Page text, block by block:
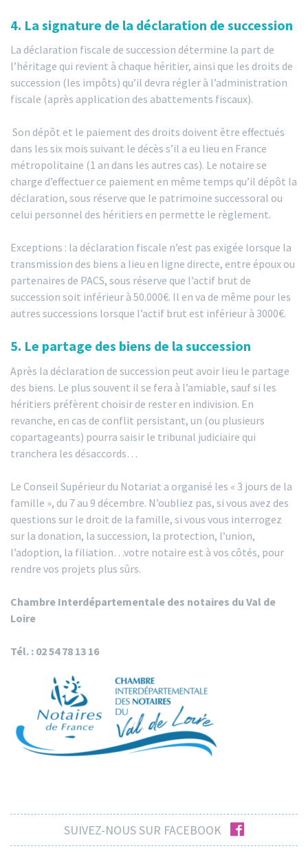
4. La signature de la déclaration de succession
La déclaration fiscale de succession détermine la part de
l’héritage qui revient à chaque héritier, ainsi que les droits de
succession (les impôts) qu’il devra régler à l’administration
fiscale (après application des abattements fiscaux).
Son dépôt et le paiement des droits doivent être effectués
dans les six mois suivant le décès s’il a eu lieu en France
métropolitaine (1 an dans les autres cas). Le notaire se
charge d’effectuer ce paiement en même temps qu’il dépôt la
déclaration, sous réserve que le patrimoine successoral ou
celui personnel des héritiers en permette le règlement.
Exceptions : la déclaration fiscale n’est pas exigée lorsque la
transmission des biens a lieu en ligne directe, entre époux ou
partenaires de PACS, sous réserve que l’actif brut de
succession soit inférieur à 50.000€. Il en va de même pour les
autres successions lorsque l’actif brut est inférieur à 3000€.
5. Le partage des biens de la succession
Après la déclaration de succession peut avoir lieu le partage
des biens. Le plus souvent il se fera à l’amiable, sauf si les
héritiers préfèrent choisir de rester en indivision. En
revanche, en cas de conflit persistant, un (ou plusieurs
copartageants) pourra saisir le tribunal judiciaire qui
tranchera les désaccords…
Le Conseil Supérieur du Notariat a organisé les « 3 jours de la
famille », du 7 au 9 décembre. N’oubliez pas, si vous avez des
questions sur le droit de la famille, si vous vous interrogez
sur la donation, la succession, la protection, l’union,
l’adoption, la filiation…votre notaire est à vos côtés, pour
rendre vos projets plus sûrs.
Chambre Interdépartementale des notaires du Val de
Loire
Tél. : 02 54 78 13 16
SUIVEZ-NOUS SUR FACEBOOK facebook